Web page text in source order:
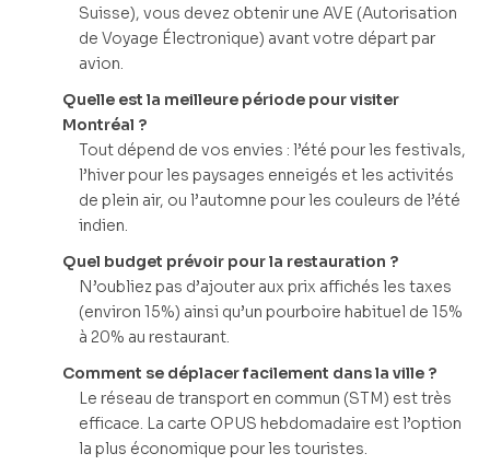
Suisse), vous devez obtenir une AVE (Autorisation
de Voyage Électronique) avant votre départ par
avion.
Quelle est la meilleure période pour visiter
Montréal ?
Tout dépend de vos envies : l’été pour les festivals,
l’hiver pour les paysages enneigés et les activités
de plein air, ou l’automne pour les couleurs de l’été
indien.
Quel budget prévoir pour la restauration ?
N’oubliez pas d’ajouter aux prix affichés les taxes
(environ 15%) ainsi qu’un pourboire habituel de 15%
à 20% au restaurant.
Comment se déplacer facilement dans la ville ?
Le réseau de transport en commun (STM) est très
efficace. La carte OPUS hebdomadaire est l’option
la plus économique pour les touristes.